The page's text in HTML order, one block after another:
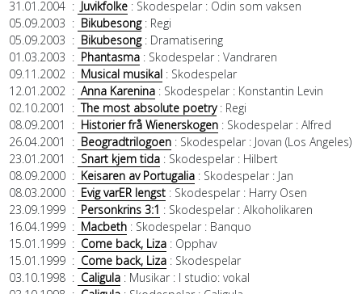
31.01.2004: Juvikfolke: Skodespelar: Odin som vaksen
05.09.2003 : Bikubesong: Regi
05.09.2003 : Bikubesong: Dramatisering
01.03.2003 : Phantasma: Skodespelar: Vandraren
09.11.2002: Musical musikal: Skodespelar
12.01.2002: Anna Karenina: Skodespelar: Konstantin Levin
02.10.2001
: The most absolute poetry: Regi
08.09.2001
: Historier frå Wienerskogen: Skodespelar: Alfred
26.04.2001
: Beogradtrilogoen: Skodespelar: Jovan (Los Angeles)
23.01.2001
: Snart kjem tida: Skodespelar: Hilbert
08.09.2000: Keisaren av Portugalia: Skodespelar: Jan
08.03.2000: Evig varER lengst: Skodespelar: Harry Osen
23.09.1999: Personkrins 3:1 : Skodespelar: Alkoholikaren
16.04.1999: Macbeth: Skodespelar: Banquo
15.01.1999: Come back, Liza: Opphav
15.01.1999: Come back, Liza: Skodespelar
03.10.1998: Caligula: Musikar: I studio: vokal